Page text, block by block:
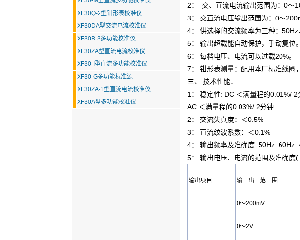
XF30Q-2型钳形表校准仪
XF30DA型交流电流校准仪
XF30B-3多功能校准仪
XF30ZA型直流电流校准仪
XF30-I型直流多功能校准仪
XF30-G多功能标准源
XF30ZA-1型直流电流校准仪
XF30A型多功能校准仪
2： 交、直流电流输出范围为：0～
3： 交直流电压输出范围为：0～
4： 供选择的交流频率为三种：50Hz
5： 输出超载能自动保护，手动复位。
6： 每档电压、电流可以过载20%。
7： 钳形表测量：配用本厂标准线
三、 技术性能：
1： 稳定性: DC ＜满量程的0.01%/ 2
AC ＜满量程的0.03%/ 2分钟
2： 交流失真度：＜0.5%
3： 直流纹波系数：＜0.1%
4： 输出频率及准确度: 50Hz
5： 输出电压、电流的范围及准确
输出项目 输 出 范 围
0～200mV
0～2V